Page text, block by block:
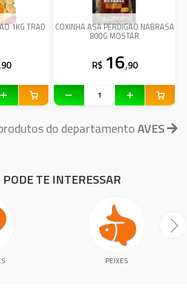
1KG TRAD COXINHA ASA PERDIGAO NABRASA
800G MOSTAR
R$ 16,90
do departamentoAVES
PODE TE INTERESSAR
PEIXES